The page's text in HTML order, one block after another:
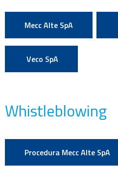
Mecc Alte SpA
Veco SpA
Whistleblowing
Procedura Mecc Alte SpA